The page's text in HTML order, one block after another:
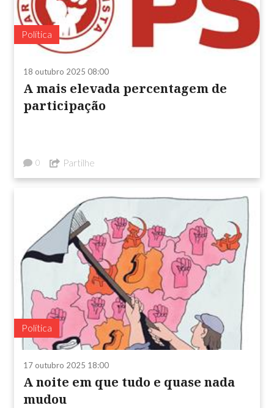
Política
18 outubro 2025 08:00
A mais elevada percentagem de
participação
0 Partilhe
Política
17 outubro 2025 18:00
A noite em que tudo e quase nada
mudou